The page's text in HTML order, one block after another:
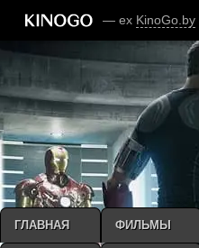
— ex KinoGo.by
ГЛАВНАЯ ФИЛЬМЫ